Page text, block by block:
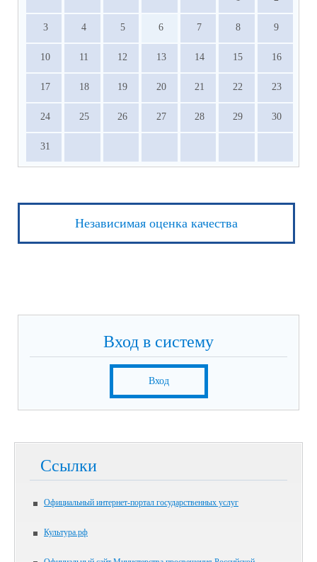
3 4 5 6 7 8 9
10 11 12 13 14 15 16
17 18 19 20 21 22 23
24 25 26 27 28 29 30
31
Независимая оценка качества
Вход в систему
Вход
Ссылки
Официальный интернет-портал государственных услуг
Культура.рф